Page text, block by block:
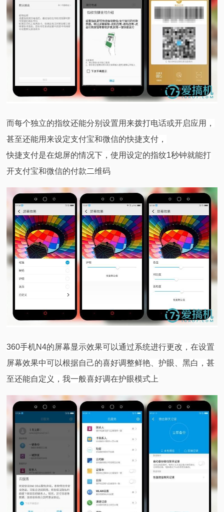
而每个独立的指纹还能分别设置用来拨打电话或开启应用，
甚至还能用来设定支付宝和微信的快捷支付，
快捷支付是在熄屏的情况下，使用设定的指纹1秒钟就能打
开支付宝和微信的付款二维码
360手机N4的屏幕显示效果可以通过系统进行更改，在设置
屏幕效果中可以根据自己的喜好调整鲜艳、护眼、黑白，甚
至还能自定义，我一般喜好调在护眼模式上